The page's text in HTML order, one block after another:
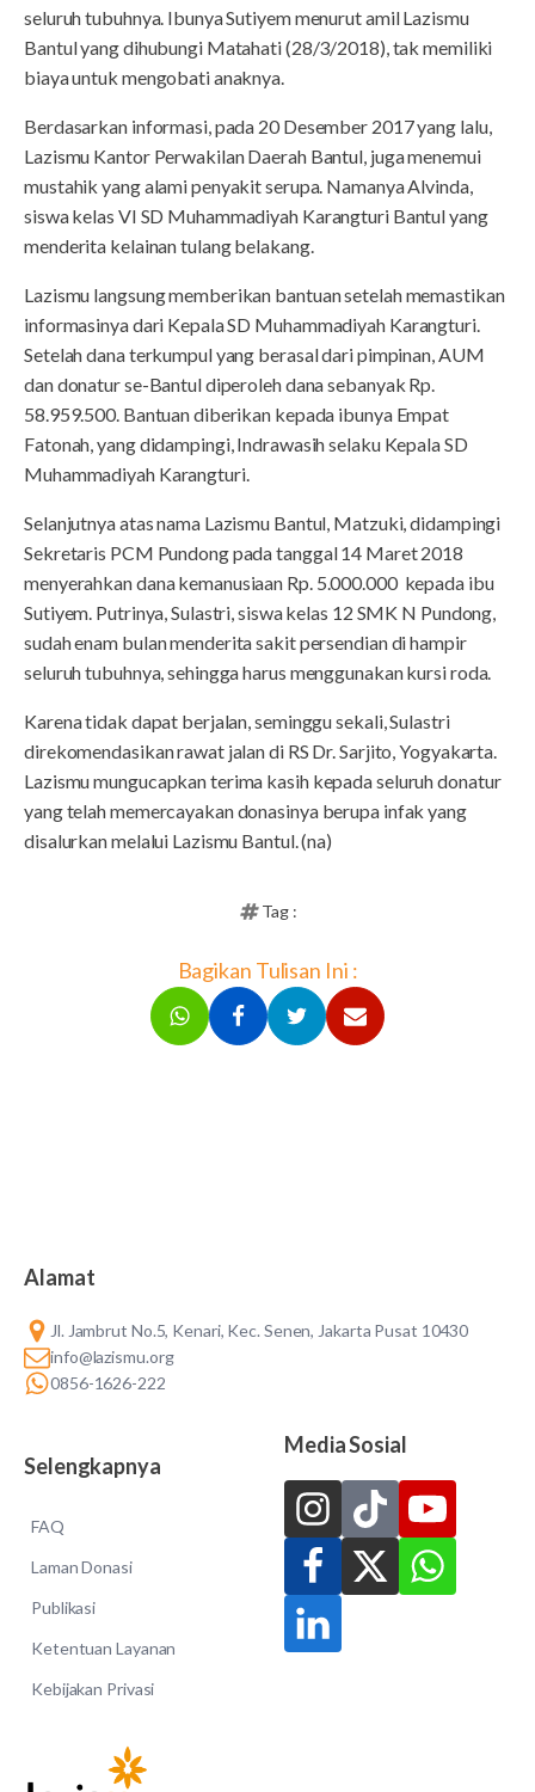
seluruh tubuhnya. Ibunya Sutiyem menurut amil Lazismu
Bantul yang dihubungi Matahati (28/3/2018), tak memiliki
biaya untuk mengobati anaknya.
Berdasarkan informasi, pada 20 Desember 2017 yang lalu,
Lazismu Kantor Perwakilan Daerah Bantul, juga menemui
mustahik yang alami penyakit serupa. Namanya Alvinda,
siswa kelas VI SD Muhammadiyah Karangturi Bantul yang
menderita kelainan tulang belakang.
Lazismu langsung memberikan bantuan setelah memastikan
informasinya dari Kepala SD Muhammadiyah Karangturi.
Setelah dana terkumpul yang berasal dari pimpinan, AUM
dan donatur se-Bantul diperoleh dana sebanyak Rp.
58.959.500. Bantuan diberikan kepada ibunya Empat
Fatonah, yang didampingi, Indrawasih selaku Kepala SD
Muhammadiyah Karangturi.
Selanjutnya atas nama Lazismu Bantul, Matzuki, didampingi
Sekretaris PCM Pundong pada tanggal 14 Maret 2018
menyerahkan dana kemanusiaan Rp. 5.000.000 kepada ibu
Sutiyem. Putrinya, Sulastri, siswa kelas 12 SMK N Pundong,
sudah enam bulan menderita sakit persendian di hampir
seluruh tubuhnya, sehingga harus menggunakan kursi roda.
Karena tidak dapat berjalan, seminggu sekali, Sulastri
direkomendasikan rawat jalan di RS Dr. Sarjito, Yogyakarta.
Lazismu mungucapkan terima kasih kepada seluruh donatur
yang telah memercayakan donasinya berupa infak yang
disalurkan melalui Lazismu Bantul. (na)
Tag :
Bagikan Tulisan Ini :
Alamat
Jl. Jambrut No.5, Kenari, Kec. Senen, Jakarta Pusat 10430
info@lazismu.org
0856-1626-222
Selengkapnya
FAQ
Laman Donasi
Publikasi
Ketentuan Layanan
Kebijakan Privasi
Media Sosial